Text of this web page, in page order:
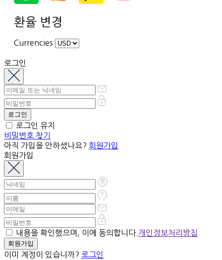
환율 변경
Currencies
로그인
로그인 유지
비밀번호 찾기
아직 가입을 안하셨나요? 회원가입
회원가입
내용을 확인했으며, 이에 동의합니다. 개인정보처리방침
이미 계정이 있습니까? 로그인